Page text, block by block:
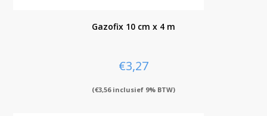
Gazofix 10 cm x 4 m
€3,27
(€3,56inclusief 9% BTW)